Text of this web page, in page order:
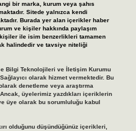
bir marka, kurum veya şahıs
Sitede yalnızca kendi
Burada yer alan içerikler haber
ve kişiler hakkında paylaşım
ile isim benzerlikleri tamamen
halindedir ve tavsiye niteliği
Bilgi Teknolojileri ve İletişim Kurumu
olarak hizmet vermektedir. Bu
denetleme veya araştırma
üyelerimiz yazdıkları içeriklerin
üye olarak bu sorumluluğu kabul
olduğunu düşündüğünüz içerikleri,